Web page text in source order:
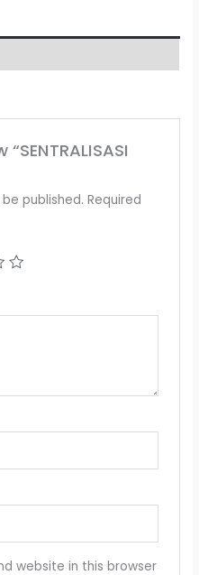
published. Required
website in this browser